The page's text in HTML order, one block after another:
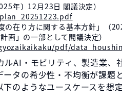
年〕12月23日 閣議決定）
在り方に関する基本方針」（
画」の一部として閣議決定）
pdf/
AI・モビリティ、製造業、
タの希少性・不均衡が課題
のようなユースケースを想